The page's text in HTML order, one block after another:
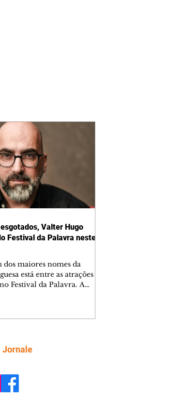
Valter Hugo
Festival da Palavra neste
maiores nomes da
está entre as atrações
Festival da Palavra. A
atrações, como mesas de
outros participantes. A De
Jornale